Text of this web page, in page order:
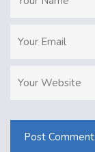
Post Comment